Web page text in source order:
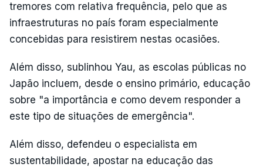
tremores com relativa frequência, pelo que as
infraestruturas no país foram especialmente
concebidas para resistirem nestas ocasiões.
Além disso, sublinhou Yau, as escolas públicas no
Japão incluem, desde o ensino primário, educação
sobre "a importância e como devem responder a
este tipo de situações de emergência".
Além disso, defendeu o especialista em
sustentabilidade, apostar na educação das